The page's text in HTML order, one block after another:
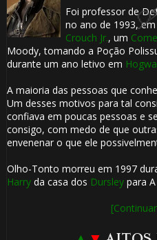
Foi professor de
no ano de 1993, em
Crouch Jr., um
Moody, tomando a Poção
durante um ano letivo em
A maioria das pessoas que
Um desses motivos para tal
confiava em poucas pessoas e
consigo, com medo de que
envenenar o que ele
Olho-Tonto morreu em 1997
Harryda casa dos Dursleypara A
⚡